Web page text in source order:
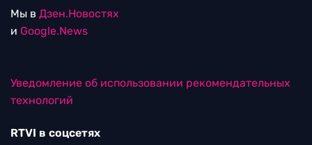
Мы в Дзен.Новостях
и Google.News
Уведомление об использовании рекомендательных
технологий
RTVI в соцсетях